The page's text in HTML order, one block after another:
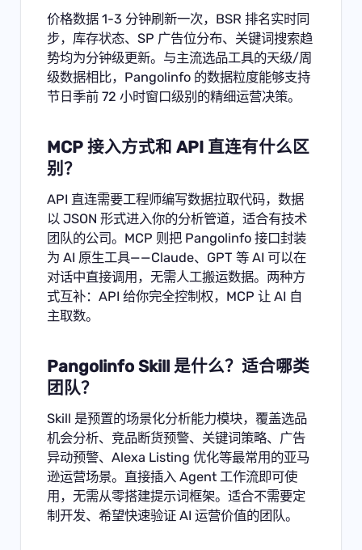
价格数据 1-3 分钟刷新一次，BSR 排名实时同
步，库存状态、SP 广告位分布、关键词搜索趋
势均为分钟级更新。与主流选品工具的天级/周
级数据相比，Pangolinfo 的数据粒度能够支持
节日季前 72 小时窗口级别的精细运营决策。
MCP 接入方式和 API 直连有什么区
别？
API 直连需要工程师编写数据拉取代码，数据
以 JSON 形式进入你的分析管道，适合有技术
团队的公司。MCP 则把 Pangolinfo 接口封装
为 AI 原生工具——Claude、GPT 等 AI 可以在
对话中直接调用，无需人工搬运数据。两种方
式互补：API 给你完全控制权，MCP 让 AI 自
主取数。
Pangolinfo Skill 是什么？适合哪类
团队？
Skill 是预置的场景化分析能力模块，覆盖选品
机会分析、竞品断货预警、关键词策略、广告
异动预警、Alexa Listing 优化等最常用的亚马
逊运营场景。直接插入 Agent 工作流即可使
用，无需从零搭建提示词框架。适合不需要定
制开发、希望快速验证 AI 运营价值的团队。